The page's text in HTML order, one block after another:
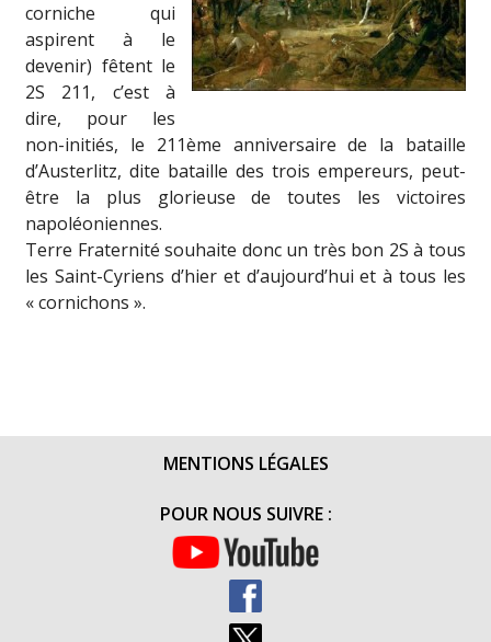
corniche qui
aspirent à le
devenir) fêtent le
2S 211, c’est à
dire, pour les
non-initiés, le 211ème anniversaire de la bataille
d’Austerlitz, dite bataille des trois empereurs, peut-
être la plus glorieuse de toutes les victoires
napoléoniennes.
Terre Fraternité souhaite donc un très bon 2S à tous
les Saint-Cyriens d’hier et d’aujourd’hui et à tous les
« cornichons ».
MENTIONS LÉGALES
POUR NOUS SUIVRE :